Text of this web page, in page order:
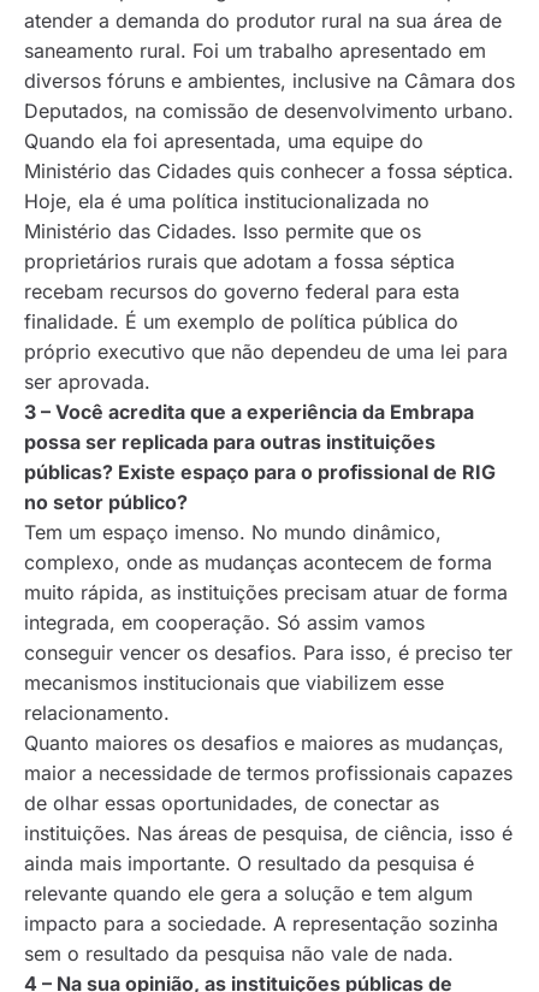
atender a demanda do produtor rural na sua área de
saneamento rural. Foi um trabalho apresentado em
diversos fóruns e ambientes, inclusive na Câmara dos
Deputados, na comissão de desenvolvimento urbano.
Quando ela foi apresentada, uma equipe do
Ministério das Cidades quis conhecer a fossa séptica.
Hoje, ela é uma política institucionalizada no
Ministério das Cidades. Isso permite que os
proprietários rurais que adotam a fossa séptica
recebam recursos do governo federal para esta
finalidade. É um exemplo de política pública do
próprio executivo que não dependeu de uma lei para
ser aprovada.
3 – Você acredita que a experiência da Embrapa
possa ser replicada para outras instituições
públicas? Existe espaço para o profissional de RIG
no setor público?
Tem um espaço imenso. No mundo dinâmico,
complexo, onde as mudanças acontecem de forma
muito rápida, as instituições precisam atuar de forma
integrada, em cooperação. Só assim vamos
conseguir vencer os desafios. Para isso, é preciso ter
mecanismos institucionais que viabilizem esse
relacionamento.
Quanto maiores os desafios e maiores as mudanças,
maior a necessidade de termos profissionais capazes
de olhar essas oportunidades, de conectar as
instituições. Nas áreas de pesquisa, de ciência, isso é
ainda mais importante. O resultado da pesquisa é
relevante quando ele gera a solução e tem algum
impacto para a sociedade. A representação sozinha
sem o resultado da pesquisa não vale de nada.
4 – Na sua opinião, as instituições públicas de